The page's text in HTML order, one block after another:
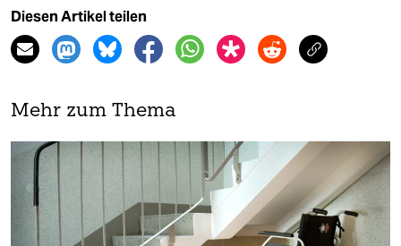
Diesen Artikel teilen
Mehr zum Thema